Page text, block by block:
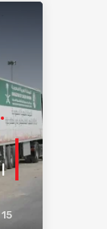
15 نوفمبر، 2024